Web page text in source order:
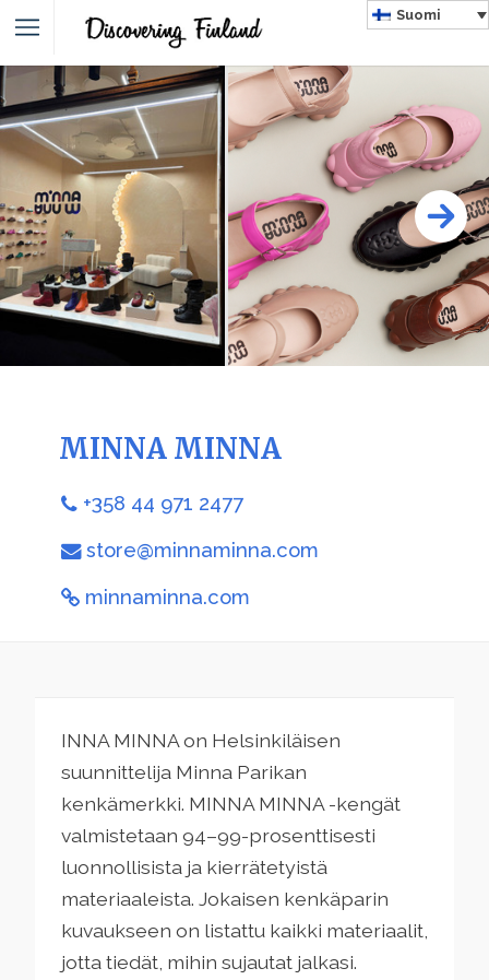
Suomi
MINNA MINNA
+358 44 971 2477
store@minnaminna.com
minnaminna.com
INNA MINNA on Helsinkiläisen
suunnittelija Minna Parikan
kenkämerkki. MINNA MINNA -kengät
valmistetaan 94–99-prosenttisesti
luonnollisista ja kierrätetyistä
materiaaleista. Jokaisen kenkäparin
kuvaukseen on listattu kaikki materiaalit,
jotta tiedät, mihin sujautat jalkasi.